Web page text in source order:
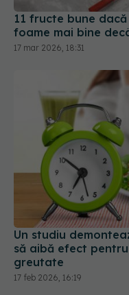
11 fructe bune
foame mai bine
17 mar 2026, 18:31
Un studiu
să aibă efect
greutate
17 feb 2026, 16:19